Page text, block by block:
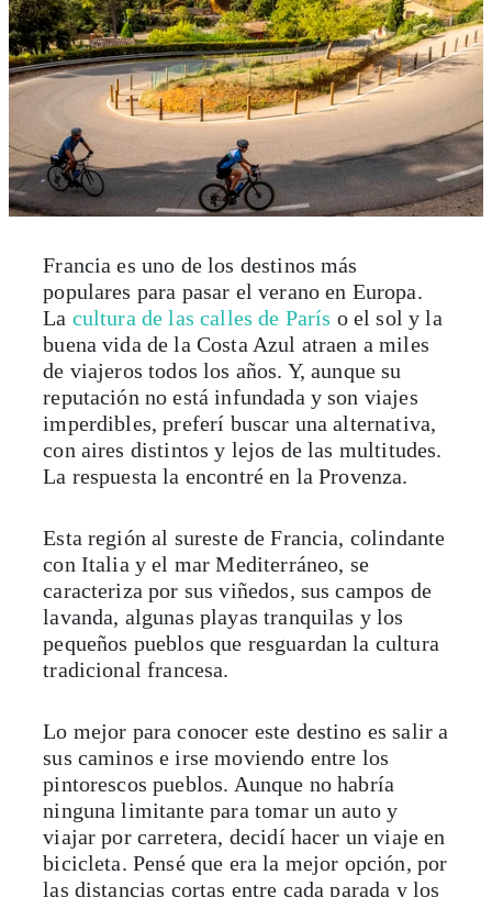
Francia es uno de los destinos más
populares para pasar el verano en Europa.
La cultura de las calles de París o el sol y la
buena vida de la Costa Azul atraen a miles
de viajeros todos los años. Y, aunque su
reputación no está infundada y son viajes
imperdibles, preferí buscar una alternativa,
con aires distintos y lejos de las multitudes.
La respuesta la encontré en la Provenza.
Esta región al sureste de Francia, colindante
con Italia y el mar Mediterráneo, se
caracteriza por sus viñedos, sus campos de
lavanda, algunas playas tranquilas y los
pequeños pueblos que resguardan la cultura
tradicional francesa.
Lo mejor para conocer este destino es salir a
sus caminos e irse moviendo entre los
pintorescos pueblos. Aunque no habría
ninguna limitante para tomar un auto y
viajar por carretera, decidí hacer un viaje en
bicicleta. Pensé que era la mejor opción, por
las distancias cortas entre cada parada y los